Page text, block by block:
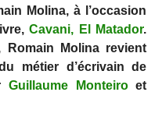
Molina, à l’occasion
Cavani, El Matador.
Romain Molina revient
métier d’écrivain de
Guillaume Monteiroet